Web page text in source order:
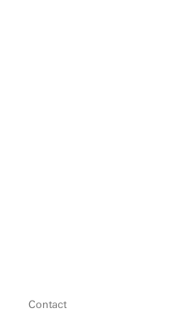
Contact